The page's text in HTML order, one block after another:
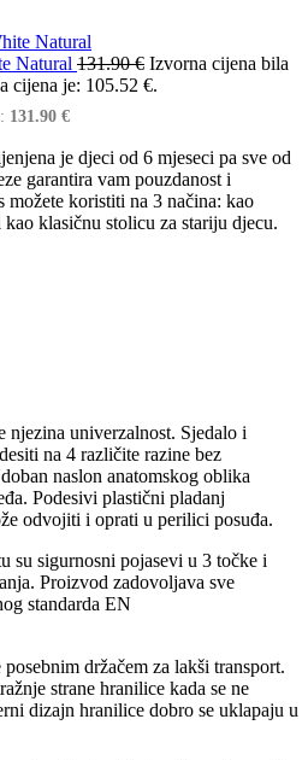
Natural 131.90€ Izvorna cijena bila
cijena je: 105.52 €.
131.90 €
je djeci od 6 mjeseci pa sve od
garantira vam pouzdanost i
koristiti na 3 načina: kao
klasičnu stolicu za stariju djecu.
univerzalnost. Sjedalo i
na 4 različite razine bez
naslon anatomskog oblika
Podesivi plastični pladanj
odvojiti i oprati u perilici posuđa.
su sigurnosni pojasevi u 3 točke i
Proizvod zadovoljava sve
standarda EN
držačem za lakši transport.
strane hranilice kada se ne
dizajn hranilice dobro se uklapaju u